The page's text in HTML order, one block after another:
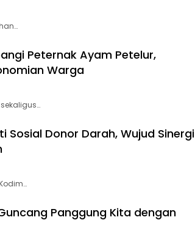
Peternak Ayam Petelur,
Warga
Sosial Donor Darah, Wujud Sinergi
Panggung Kita dengan